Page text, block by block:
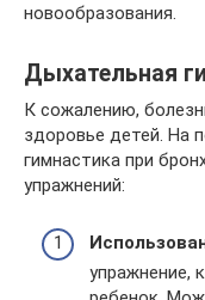
новообразования.
Дыхательная
К сожалению,
здоровье детей. На
гимнастика при
упражнений:
упражнение,